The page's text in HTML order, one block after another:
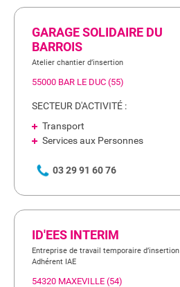
GARAGE SOLIDAIRE DU
BARROIS
Atelier chantier d’insertion
55000 BAR LE DUC (55)
SECTEUR D'ACTIVITÉ :
Transport
Services aux Personnes
03 29 91 60 76
ID'EES INTERIM
Entreprise de travail temporaire d’insertion
Adhérent IAE
54320 MAXEVILLE (54)